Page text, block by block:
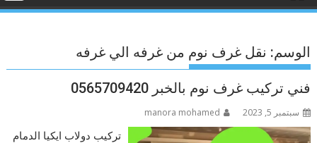
الوسم: نقل غرف نوم من غرفه الي غرفه
فني تركيب غرف نوم بالخبر 0565709420
سبتمبر 5, 2023 manora mohamed
تركيب دولاب ايكيا الدمام